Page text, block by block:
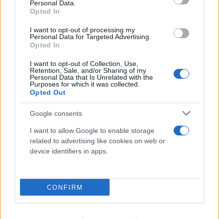
Personal Data.
Opted In
I want to opt-out of processing my
Personal Data for Targeted Advertising.
Opted In
I want to opt-out of Collection, Use,
Retention, Sale, and/or Sharing of my
Personal Data that Is Unrelated with the
Purposes for which it was collected.
Opted Out
Google consents
I want to allow Google to enable storage
related to advertising like cookies on web or
device identifiers in apps.
CONFIRM
υπερασπιζόμαστε τις αρχές και τις αξίες μας, γι’
αυτό το λόγο λέμε ότι οι διαδικασίες θα πρέπει να
μετατεθούν για αμέσως μετά τις αυτοδιοικητικές
εκλογές προκειμένου να προκύψει εκλογή
παραδοσιακά στην αριστερά ότι πρέπει τελικά οι
πολιτικές να είναι εκείνες που προσδιορίζουν τα
πρόσωπα και όχι τα πρόσωπα τις πολιτικές».
Στο ερώτημα αν σκέφτεται να είναι υποψήφιος αν
οι διαδικασίες πάνε για μετά τις αυτοδιοικητικές
εκλογές, ο κ. Τεμπονέρας απάντησε ότι «αν
που θα έχει μαζική συμμετοχή για όλα τα μέλη και
θα συμμετέχουν όλοι δημοκρατικά, τότε είμαι
βέβαιος ότι τα πολιτικά συμπεράσματα και το